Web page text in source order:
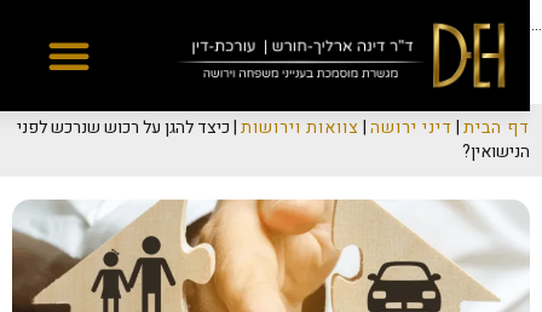
Yes
...
דף הבית|דיני ירושה|צוואות וירושות|כיצד להגן על רכוש שנרכש לפני
הנישואין?